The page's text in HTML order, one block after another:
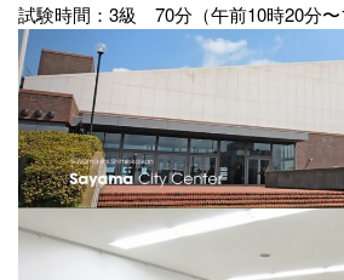
試験時間：3級 70分（午前10時20分〜